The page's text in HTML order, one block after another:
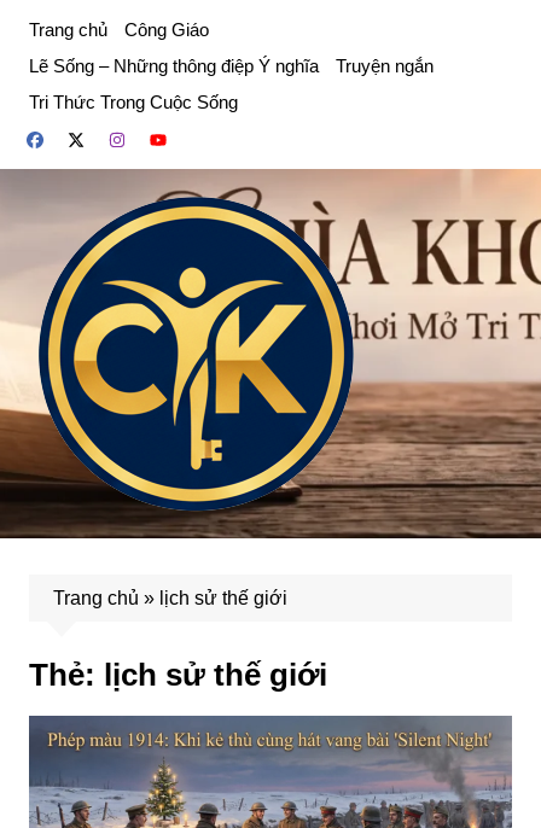
phần
dung
Trang chủ
Công Giáo
Lẽ Sống – Những thông điệp Ý nghĩa
Truyện ngắn
Tri Thức Trong Cuộc Sống
Trang chủ » lịch sử thế giới
Thẻ: lịch sử thế giới